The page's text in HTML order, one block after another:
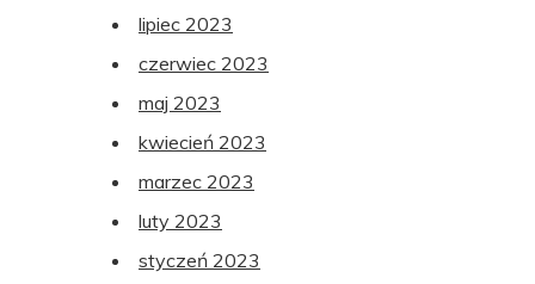
lipiec 2023
czerwiec 2023
maj 2023
kwiecień 2023
marzec 2023
luty 2023
styczeń 2023